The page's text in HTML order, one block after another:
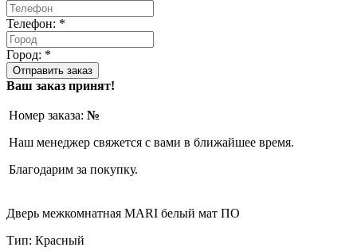
Телефон: *
Город: *
Ваш заказ принят!
Номер заказа: №
Наш менеджер свяжется с вами в ближайшее время.
Благодарим за покупку.
Дверь межкомнатная MARI белый мат ПО
Тип: Красный